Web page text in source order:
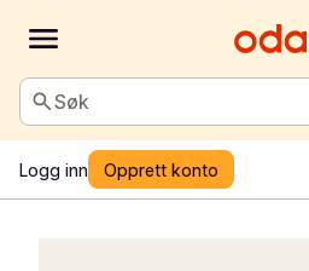
Søk
Logg inn Opprett konto